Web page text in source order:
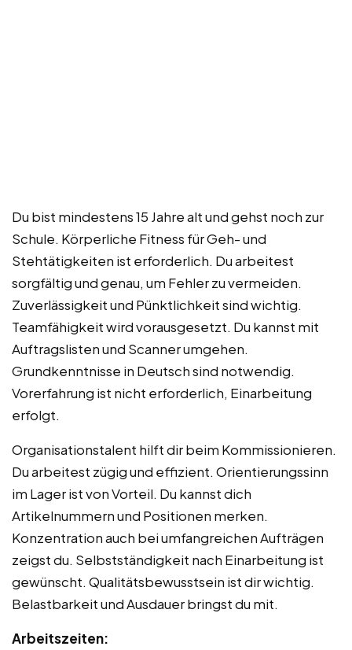
Du bist mindestens 15 Jahre alt und gehst noch zur
Schule. Körperliche Fitness für Geh- und
Stehtätigkeiten ist erforderlich. Du arbeitest
sorgfältig und genau, um Fehler zu vermeiden.
Zuverlässigkeit und Pünktlichkeit sind wichtig.
Teamfähigkeit wird vorausgesetzt. Du kannst mit
Auftragslisten und Scanner umgehen.
Grundkenntnisse in Deutsch sind notwendig.
Vorerfahrung ist nicht erforderlich, Einarbeitung
erfolgt.
Organisationstalent hilft dir beim Kommissionieren.
Du arbeitest zügig und effizient. Orientierungssinn
im Lager ist von Vorteil. Du kannst dich
Artikelnummern und Positionen merken.
Konzentration auch bei umfangreichen Aufträgen
zeigst du. Selbstständigkeit nach Einarbeitung ist
gewünscht. Qualitätsbewusstsein ist dir wichtig.
Belastbarkeit und Ausdauer bringst du mit.
Arbeitszeiten: